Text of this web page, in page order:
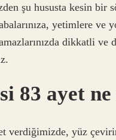
şu hususta kesin bir
yetimlere
dikkatli ve
83 ayet ne
verdiğimizde, yüz çevirir